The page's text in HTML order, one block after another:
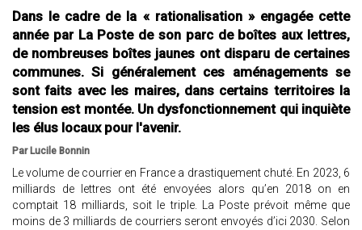
Dans le cadre de la « rationalisation » engagée cette
année par La Poste de son parc de boîtes aux lettres,
de nombreuses boîtes jaunes ont disparu de certaines
communes. Si généralement ces aménagements se
sont faits avec les maires, dans certains territoires la
tension est montée. Un dysfonctionnement qui inquiète
les élus locaux pour l'avenir.
Par Lucile Bonnin
Le volume de courrier en France a drastiquement chuté. En 2023, 6
milliards de lettres ont été envoyées alors qu’en 2018 on en
comptait 18 milliards, soit le triple. La Poste prévoit même que
moins de 3 milliards de courriers seront envoyés d’ici 2030. Selon